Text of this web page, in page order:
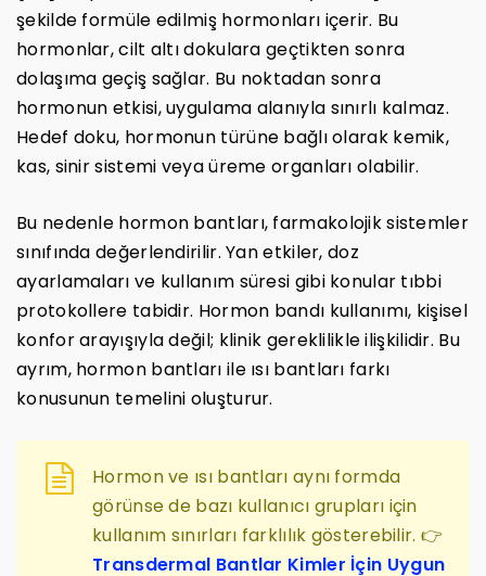
şekilde formüle edilmiş hormonları içerir. Bu
hormonlar, cilt altı dokulara geçtikten sonra
dolaşıma geçiş sağlar. Bu noktadan sonra
hormonun etkisi, uygulama alanıyla sınırlı kalmaz.
Hedef doku, hormonun türüne bağlı olarak kemik,
kas, sinir sistemi veya üreme organları olabilir.
Bu nedenle hormon bantları, farmakolojik sistemler
sınıfında değerlendirilir. Yan etkiler, doz
ayarlamaları ve kullanım süresi gibi konular tıbbi
protokollere tabidir. Hormon bandı kullanımı, kişisel
konfor arayışıyla değil; klinik gereklilikle ilişkilidir. Bu
ayrım, hormon bantları ile ısı bantları farkı
konusunun temelini oluşturur.
Hormon ve ısı bantları aynı formda
görünse de bazı kullanıcı grupları için
kullanım sınırları farklılık gösterebilir. 👉
Transdermal Bantlar Kimler İçin Uygun